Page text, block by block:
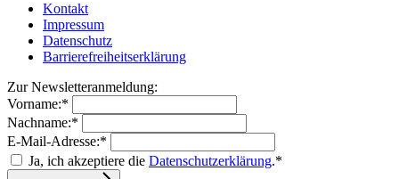
Kontakt
Impressum
Datenschutz
Barrierefreiheitserklärung
Zur Newsletteranmeldung:
Vorname:*
Nachname:*
E-Mail-Adresse:*
Ja, ich akzeptiere die Datenschutzerklärung.*